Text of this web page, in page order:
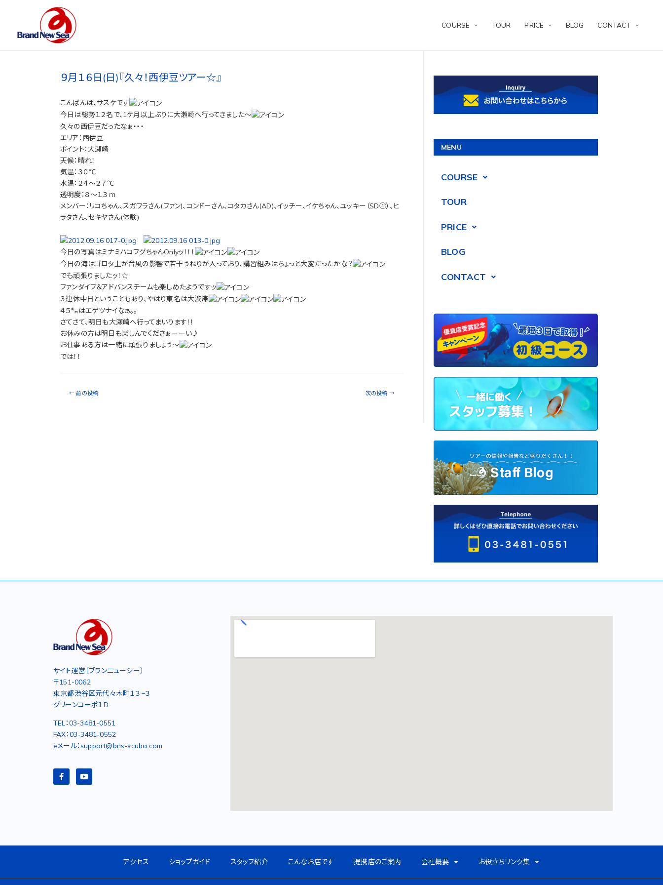
COURSE TOUR PRICE BLOG CONTACT
９月１６日(日)『久々！西伊豆ツアー☆』
こんばんは、サスケです
今日は総勢１２名で、1ケ月以上ぶりに大瀬崎へ行ってきました～
久々の西伊豆だったなぁ・・・
エリア：西伊豆
ポイント：大瀬崎
天候：晴れ！
気温：３０℃
水温：２４～２７℃
透明度：８～１３ｍ
メンバー：リコちゃん、スガワラさん(ファン)、コンドーさん、コタカさん(AD)、イッチー、イケちゃん、ユッキー（SD①）、ヒ
ラタさん、セキヤさん(体験)
今日の写真はミナミハコフグちゃんOnlyッ！！！
今日の海はゴロタ上が台風の影響で若干うねりが入っており、講習組みはちょっと大変だったかな？
でも頑張りましたッ！☆
ファンダイブ＆アドバンスチームも楽しめたようですッ
３連休中日ということもあり、やはり東名は大渋滞
４５㌔はエゲツナイなぁ。。
さてさて、明日も大瀬崎へ行ってまいります！！
お休みの方は明日も楽しんでくださぁーーい♪
お仕事ある方は一緒に頑張りましょう～
では！！
← 前の投稿 次の投稿 →
MENU
COURSE
TOUR
PRICE
BLOG
CONTACT
サイト運営〔ブランニューシー〕
〒151-0062
東京都渋谷区元代々木町１３−３
グリーンコーポ１D
TEL：03-3481-0551
FAX：03-3481-0552
eメール：support@bns-scuba.com
アクセス ショップガイド スタッフ紹介 こんなお店です 提携店のご案内 会社概要 お役立ちリンク集